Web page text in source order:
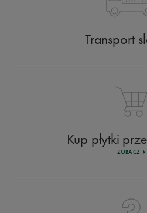
Transport
Kup płytki
ZOBACZ